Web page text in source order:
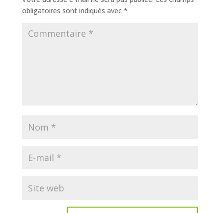
obligatoires sont indiqués avec *